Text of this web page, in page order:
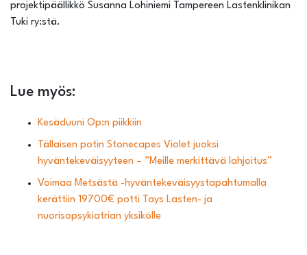
projektipäällikkö Susanna Lohiniemi Tampereen Lastenklinikan
Tuki ry:stä.
Lue myös:
Kesäduuni Op:n piikkiin
Tällaisen potin Stonecapes Violet juoksi
hyväntekeväisyyteen – ”Meille merkittävä lahjoitus”
Voimaa Metsästä -hyväntekeväisyystapahtumalla
kerättiin 19700€ potti Tays Lasten- ja
nuorisopsykiatrian yksikölle